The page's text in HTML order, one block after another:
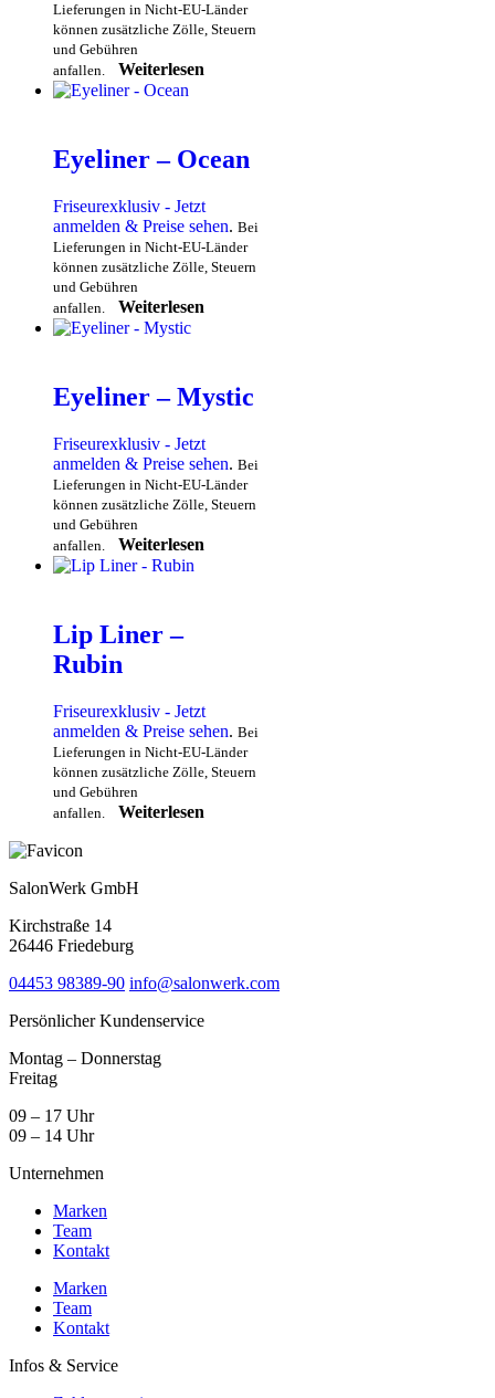
Lieferungen in Nicht-EU-Länder
können zusätzliche Zölle, Steuern
und Gebühren
anfallen.
Weiterlesen
Eyeliner – Ocean
Friseurexklusiv - Jetzt
anmelden & Preise sehen. Bei
Lieferungen in Nicht-EU-Länder
können zusätzliche Zölle, Steuern
und Gebühren
anfallen.
Weiterlesen
Eyeliner – Mystic
Friseurexklusiv - Jetzt
anmelden & Preise sehen. Bei
Lieferungen in Nicht-EU-Länder
können zusätzliche Zölle, Steuern
und Gebühren
anfallen.
Weiterlesen
Lip Liner –
Rubin
Friseurexklusiv - Jetzt
anmelden & Preise sehen. Bei
Lieferungen in Nicht-EU-Länder
können zusätzliche Zölle, Steuern
und Gebühren
anfallen.
Weiterlesen
SalonWerk GmbH
Kirchstraße 14
26446 Friedeburg
04453 98389-90 info@salonwerk.com
Persönlicher Kundenservice
Montag – Donnerstag
Freitag
09 – 17 Uhr
09 – 14 Uhr
Unternehmen
Marken
Team
Kontakt
Marken
Team
Kontakt
Infos & Service